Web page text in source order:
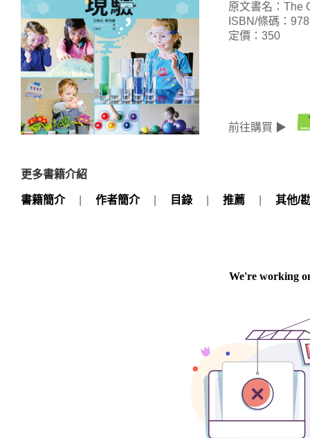
原文書名：The
ISBN/條碼：
定價：350
前往購買 ▶
更多書籍介紹
書籍簡介 作者簡介 目錄 推薦 其他/